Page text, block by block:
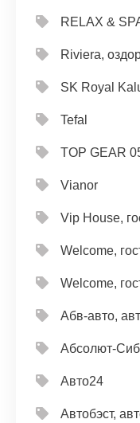
RELAX &
Riviera,
SK Royal
Tefal
TOP GEAR
Vianor
Vip House,
Welcome,
Welcome,
Абв-авто,
Абсолют-
Авто24
Автобэст,